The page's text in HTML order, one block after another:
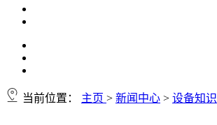
当前位置： 主页 > 新闻中心 > 设备知识